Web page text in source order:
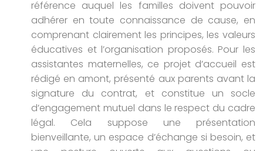
référence auquel les familles doivent pouvoir
adhérer en toute connaissance de cause, en
comprenant clairement les principes, les valeurs
éducatives et l’organisation proposés. Pour les
assistantes maternelles, ce projet d’accueil est
rédigé en amont, présenté aux parents avant la
signature du contrat, et constitue un socle
d’engagement mutuel dans le respect du cadre
légal. Cela suppose une présentation
bienveillante, un espace d’échange si besoin, et